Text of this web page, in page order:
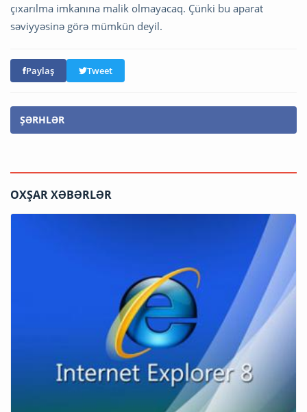
çıxarılma imkanına malik olmayacaq. Çünki bu aparat
səviyyəsinə görə mümkün deyil.
Paylaş Tweet
ŞƏRHLƏR
OXŞAR XƏBƏRLƏR